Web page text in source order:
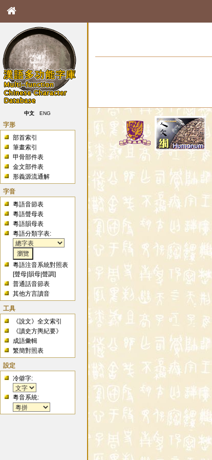
中文 ENG
字形
部首索引
筆畫索引
甲骨部件表
金文部件表
形義源流通解
字音
粵語音節表
粵語聲母表
粵語韻母表
粵語分類字表:
粵語注音系統對照表
[聲母 |韻母 |聲調]
普通話音節表
其他方言讀音
工具
《說文》全文索引
《讀史方輿紀要》
成語彙輯
繁簡對照表
設定
冷僻字:
粵音系統: